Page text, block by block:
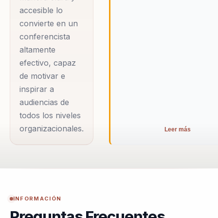
sobre el liderazgo y la
gestión del talento
humano en
situaciones de alta
presión. Además, su
rol como instructor en
Derechos Humanos y
Derecho Internacional
Humanitario le ha
permitido desarrollar
estrategias de
relaciones públicas y
accesible lo
convierte en un
conferencista
altamente
efectivo, capaz
de motivar e
inspirar a
audiencias de
todos los niveles
organizacionales.
Leer más
INFORMACIÓN